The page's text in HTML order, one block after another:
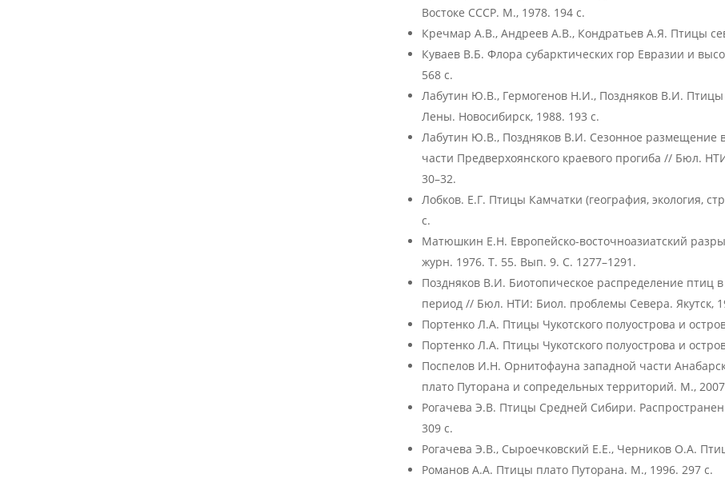
Востоке СССР. М., 1978. 194 с.
Кречмар А.В., Андреев А.В., Кондратьев А.Я. Птицы
Куваев В.Б. Флора субарктических гор Евразии и
568 с.
Лабутин Ю.В., Гермогенов Н.И., Поздняков В.И.
Лены. Новосибирск, 1988. 193 с.
Лабутин Ю.В., Поздняков В.И. Сезонное размещение
части Предверхоянского краевого прогиба // Бюл.
30–32.
Лобков. Е.Г. Птицы Камчатки (география, экология,
с.
Матюшкин Е.Н. Европейско-восточноазиатский
журн. 1976. Т. 55. Вып. 9. С. 1277–1291.
Поздняков В.И. Биотопическое распределение птиц
период // Бюл. НТИ: Биол. проблемы Севера. Якутск,
Портенко Л.А. Птицы Чукотского полуострова и
Портенко Л.А. Птицы Чукотского полуострова и
Поспелов И.Н. Орнитофауна западной части
плато Путорана и сопредельных территорий. М.,
Рогачева Э.В. Птицы Средней Сибири.
309 с.
Рогачева Э.В., Сыроечковский Е.Е., Черников О.А.
Романов А.А. Птицы плато Путорана. М., 1996. 297 с.